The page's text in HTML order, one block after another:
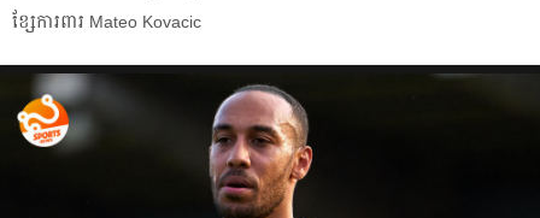
ខ្សែការពារ​ Mateo Kovacic